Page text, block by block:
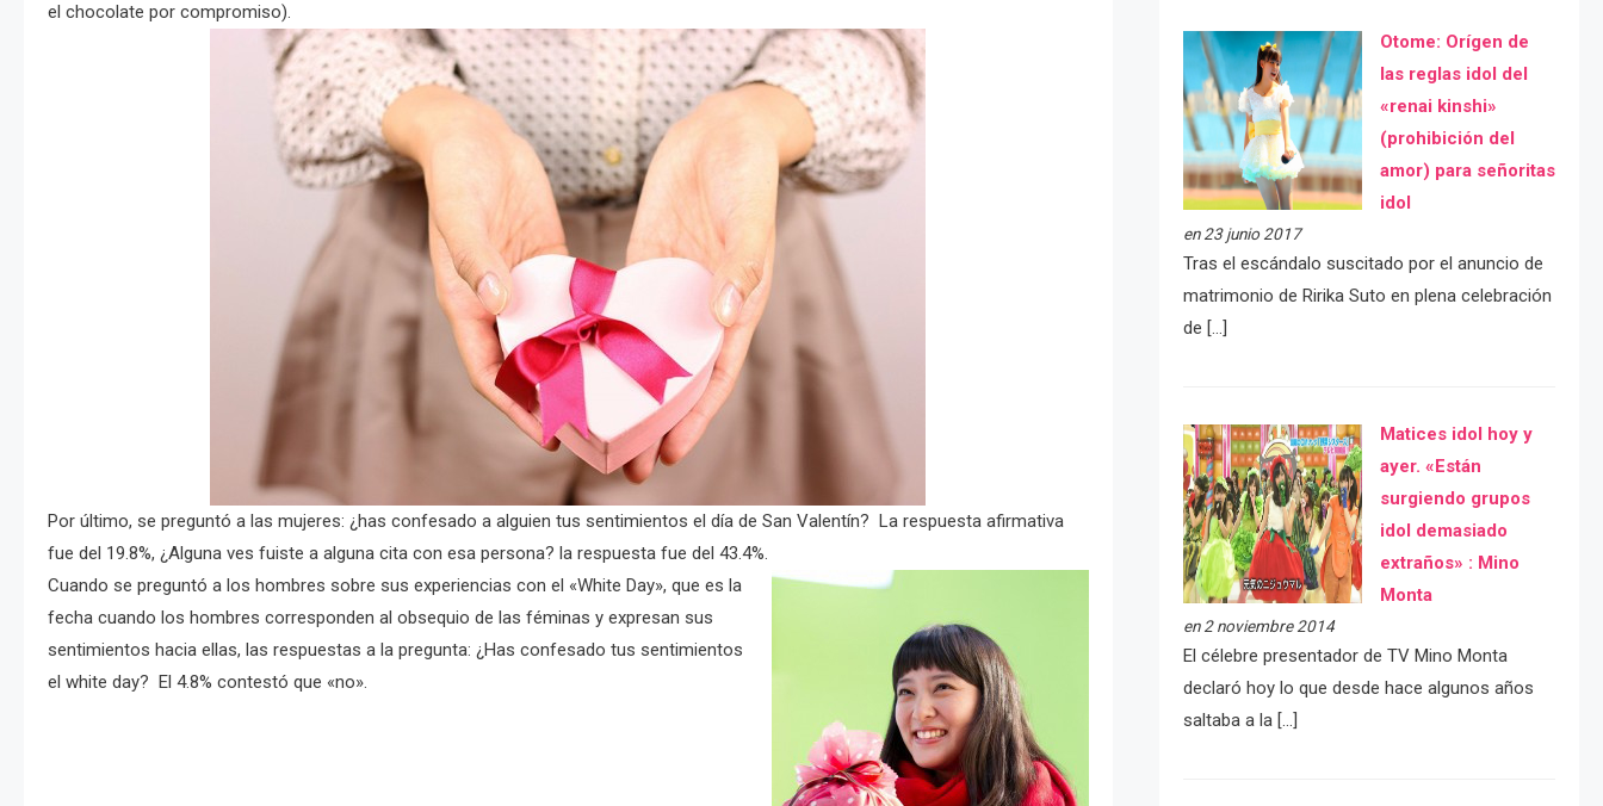
el chocolate por compromiso).
Por último, se preguntó a las mujeres: ¿has confesado a alguien tus sentimientos el día de San Valentín? La respuesta afirmativa
fue del 19.8%, ¿Alguna ves fuiste a alguna cita con esa persona? la respuesta fue del 43.4%.
Cuando se preguntó a los hombres sobre sus experiencias con el «White Day», que es la
fecha cuando los hombres corresponden al obsequio de las féminas y expresan sus
sentimientos hacia ellas, las respuestas a la pregunta: ¿Has confesado tus sentimientos
el white day? El 4.8% contestó que «no».
Otome: Orígen de
las reglas idol del
«renai kinshi»
(prohibición del
amor) para señoritas
idol
en 23 junio 2017
Tras el escándalo suscitado por el anuncio de
matrimonio de Ririka Suto en plena celebración
de […]
Matices idol hoy y
ayer. «Están
surgiendo grupos
idol demasiado
extraños» : Mino
Monta
en 2 noviembre 2014
El célebre presentador de TV Mino Monta
declaró hoy lo que desde hace algunos años
saltaba a la […]